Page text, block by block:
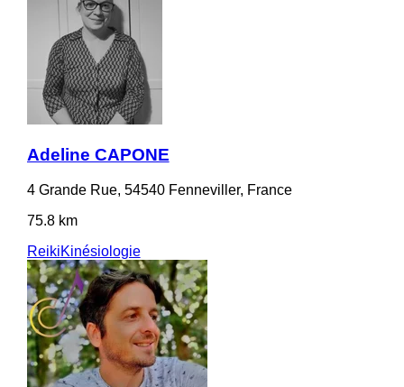
Adeline CAPONE
4 Grande Rue, 54540 Fenneviller, France
75.8 km
ReikiKinésiologie